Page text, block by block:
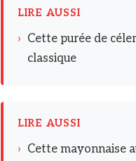
LIRE AUSSI
› Cette purée de
classique
LIRE AUSSI
› Cette mayonnaise